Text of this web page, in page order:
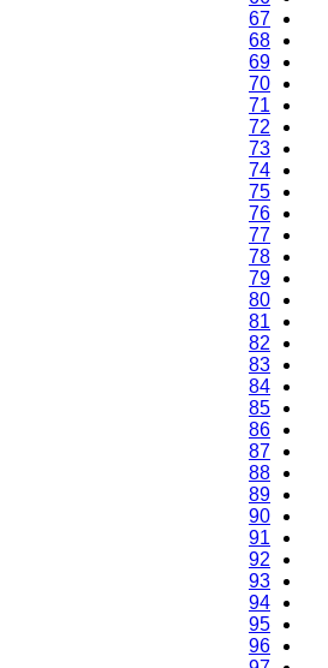
67
68
69
70
71
72
73
74
75
76
77
78
79
80
81
82
83
84
85
86
87
88
89
90
91
92
93
94
95
96